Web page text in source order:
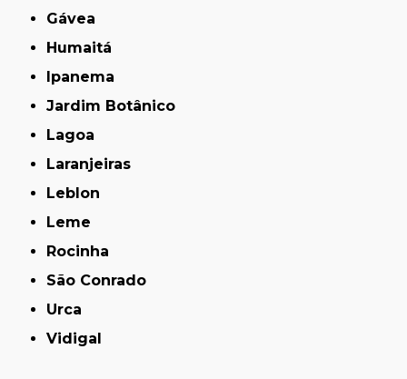
Gávea
Humaitá
Ipanema
Jardim Botânico
Lagoa
Laranjeiras
Leblon
Leme
Rocinha
São Conrado
Urca
Vidigal